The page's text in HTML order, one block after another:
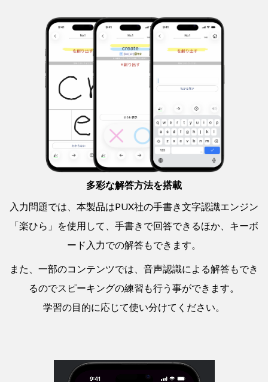
多彩な解答方法を搭載
入力問題では、本製品はPUX社の手書き文字認識エンジン
「楽ひら」を使用して、手書きで回答できるほか、キーボ
ード入力での解答もできます。
また、一部のコンテンツでは、音声認識による解答もでき
るのでスピーキングの練習も行う事ができます。
学習の目的に応じて使い分けてください。